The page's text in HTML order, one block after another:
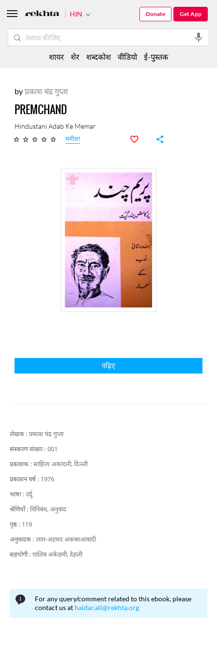
byप्रकाश चंद्र गुप्ता
PREMCHAND
Hindustani Adab Ke Memar
समीक्षा
पढ़िए
लेखक : प्रकाश चंद्र गुप्ता
संस्करण संख्या : 001
प्रकाशक : साहित्य अकादमी, दिल्ली
प्रकाशन वर्ष : 1976
भाषा : उर्दू
श्रेणियाँ : विनिबंध,अनुवाद
पृष्ठ : 119
अनुवादक : लाम-अहमद अकबरआबादी
सहयोगी : ग़ालिब अकेडमी, देहली
For any query/comment related to this ebook, please
contact us at haidar.ali@rekhta.org
HIN Get App
Donate
शायर शेर शब्दकोश वीडियो ई-पुस्तक